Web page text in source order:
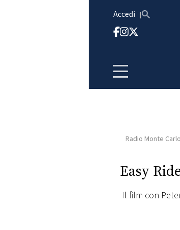
Accedi
HOME
RADIO
WEB
Radio Monte Carlo
Easy
Il film con